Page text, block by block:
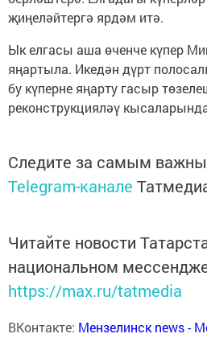
җиңеләйтергә ярдәм итә.
Ык елгасы аша өченче күпер
яңартыла. Икедән дүрт
бу күперне яңарту гасыр
реконструкцияләү
Следите за самым
Telegram-канале
Читайте новости
национальном
https://max.ru/tatmedia
ВКонтакте: Мензелинск news -